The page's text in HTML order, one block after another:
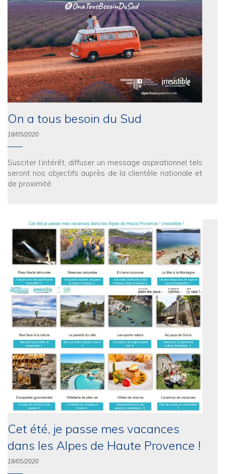
On a tous besoin du Sud
18/05/2020
Susciter l’intérêt, diffuser un message aspirationnel tels
seront nos objectifs auprès de la clientèle nationale et
de proximité.
Cet été, je passe mes vacances
dans les Alpes de Haute Provence !
18/05/2020